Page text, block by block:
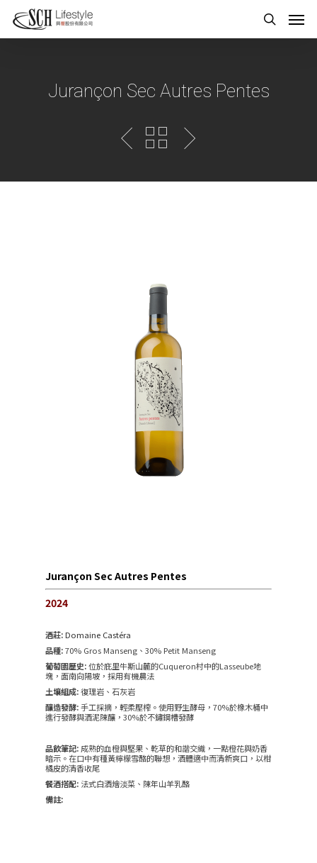
Jurançon Sec Autres Pentes
Jurançon Sec Autres Pentes
2024
酒莊:Domaine Castéra
品種:70% Gros Manseng、30% Petit Manseng
葡萄園歷史:位於庇里牛斯山麓的Cuqueron村中的Lasseube地
塊，面南向陽坡，採用有機農法
土壤組成:復理岩、石灰岩
釀造發酵:手工採摘，輕柔壓榨。使用野生酵母，70%於橡木桶中
進行發酵與酒泥陳釀，30%於不鏽鋼槽發酵
品飲筆記: 成熟的血橙與堅果、乾草的和諧交織，一點橙花與奶香
暗示。在口中有種黃檸檬雪酪的聯想，酒體適中而清新爽口，以柑
橘皮的清香收尾
餐酒搭配: 法式白酒燴淡菜、陳年山羊乳酪
備註: